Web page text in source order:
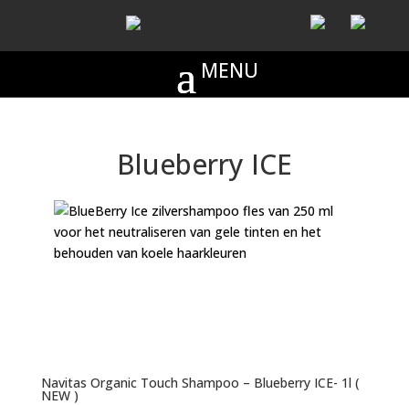
Blueberry ICE
Navitas Organic Touch Shampoo – Blueberry ICE- 1l (
NEW )